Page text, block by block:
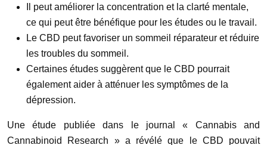
Il peut améliorer la concentration et la clarté mentale,
ce qui peut être bénéfique pour les études ou le travail.
Le CBD peut favoriser un sommeil réparateur et réduire
les troubles du sommeil.
Certaines études suggèrent que le CBD pourrait
également aider à atténuer les symptômes de la
dépression.
Une étude publiée dans le journal « Cannabis and
Cannabinoid Research » a révélé que le CBD pouvait